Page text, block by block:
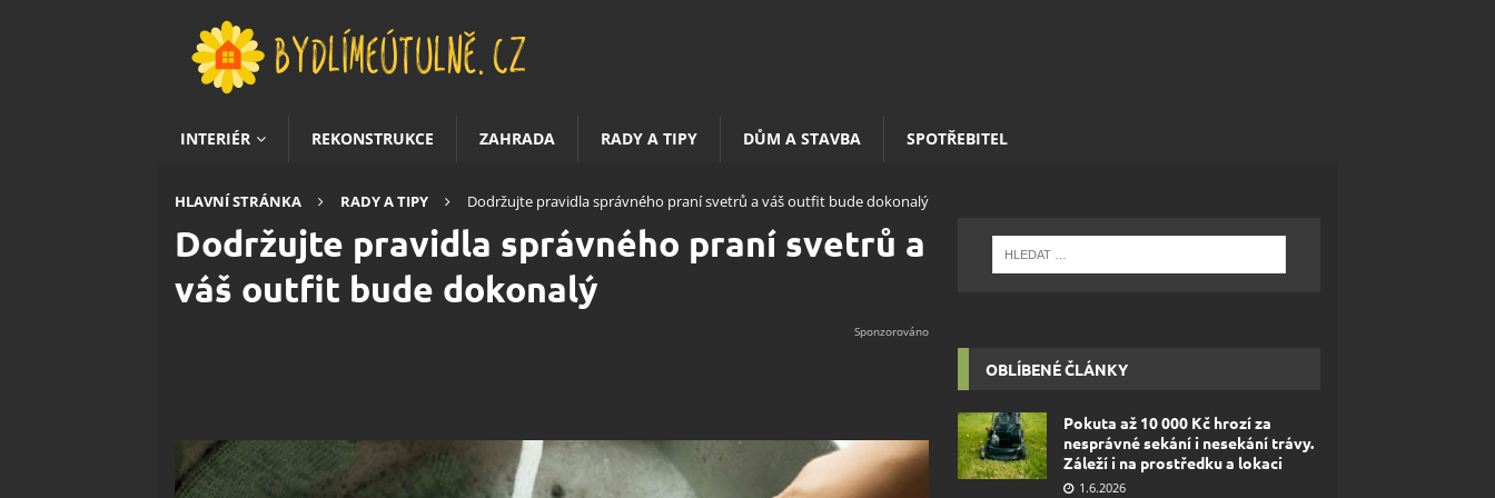
INTERIÉR REKONSTRUKCE ZAHRADA RADY A TIPY DŮM A STAVBA SPOTŘEBITEL
HLAVNÍ STRÁNKA RADY A TIPY Dodržujte pravidla správného praní svetrů a váš outfit bude dokonalý
Dodržujte pravidla správného praní svetrů a
váš outfit bude dokonalý
OBLÍBENÉ ČLÁNKY
Pokuta až 10 000 Kč hrozí za
nesprávné sekání i nesekání trávy.
Záleží i na prostředku a lokaci
1.6.2026